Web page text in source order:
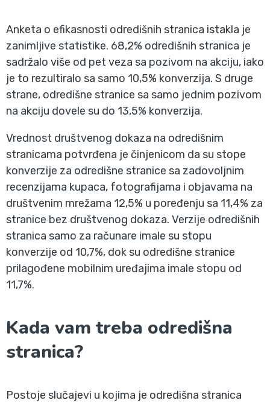
Anketa o efikasnosti odredišnih stranica istakla je
zanimljive statistike. 68,2% odredišnih stranica je
sadržalo više od pet veza sa pozivom na akciju, iako
je to rezultiralo sa samo 10,5% konverzija. S druge
strane, odredišne stranice sa samo jednim pozivom
na akciju dovele su do 13,5% konverzija.
Vrednost društvenog dokaza na odredišnim
stranicama potvrđena je činjenicom da su stope
konverzije za odredišne stranice sa zadovoljnim
recenzijama kupaca, fotografijama i objavama na
društvenim mrežama 12,5% u poređenju sa 11,4% za
stranice bez društvenog dokaza. Verzije odredišnih
stranica samo za računare imale su stopu
konverzije od 10,7%, dok su odredišne stranice
prilagođene mobilnim uređajima imale stopu od
11,7%.
Kada vam treba odredišna
stranica?
Postoje slučajevi u kojima je odredišna stranica